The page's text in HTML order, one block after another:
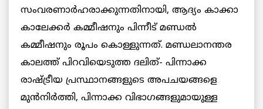
സംവരണാര്‍ഹരാക്കുന്നതിനായി, ആദ്യം കാക്കാ
കാലേക്കര്‍ കമ്മീഷനും പിന്നീട് മണ്ഡല്‍
കമ്മീഷനും രൂപം കൊള്ളുന്നത്. മണ്ഡലാനന്തര
കാലത്ത് പിറവിയെടുത്ത ദലിത്- പിന്നാക്ക
രാഷ്ട്രീയ പ്രസ്ഥാനങ്ങളുടെ അപചയങ്ങളെ
മുന്‍നിര്‍ത്തി, പിന്നാക്ക വിഭാഗങ്ങളുമായുള്ള